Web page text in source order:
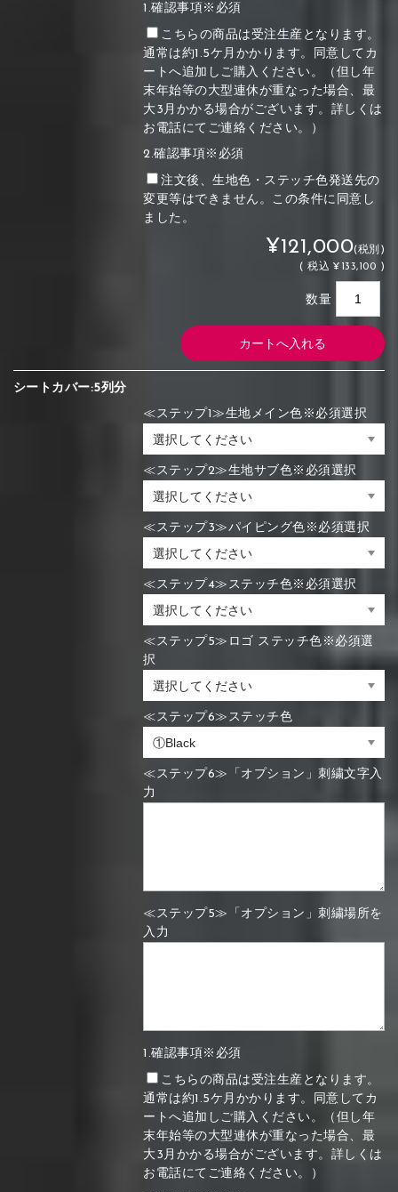
1.確認事項※必須
こちらの商品は受注生産となります。
通常は約1.5ケ月かかります。同意してカ
ートへ追加しご購入ください。（但し年
末年始等の大型連休が重なった場合、最
大3月かかる場合がございます。詳しくは
お電話にてご連絡ください。）
2.確認事項※必須
注文後、生地色・ステッチ色発送先の
変更等はできません。この条件に同意し
ました。
¥121,000(税別)
(税込 ¥133,100 )
数量
シートカバー:5列分
≪ステップ1≫生地メイン色※必須選択
≪ステップ2≫生地サブ色※必須選択
≪ステップ3≫パイピング色※必須選択
≪ステップ4≫ステッチ色※必須選択
≪ステップ5≫ロゴ ステッチ色※必須選
択
≪ステップ6≫ステッチ色
≪ステップ6≫「オプション」刺繍文字入
力
≪ステップ5≫「オプション」刺繍場所を
入力
1.確認事項※必須
こちらの商品は受注生産となります。
通常は約1.5ケ月かかります。同意してカ
ートへ追加しご購入ください。（但し年
末年始等の大型連休が重なった場合、最
大3月かかる場合がございます。詳しくは
お電話にてご連絡ください。）